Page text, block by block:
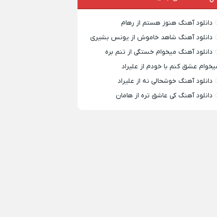
دانلود آهنگ هنوز هستم از رهام
دانلود آهنگ شاهد خاموش از یونس بشیری
دانلود آهنگ میخوام خستگی از تنم بره
عشق کنم با خودم از علیراد
دانلود آهنگ خوشحالی نه از علیراد
دانلود آهنگ کی عاشق تره از هامان